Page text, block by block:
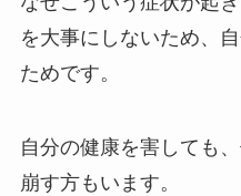
を大事にしないため、
ためです。
自分の健康を害しても
崩す方もいます。